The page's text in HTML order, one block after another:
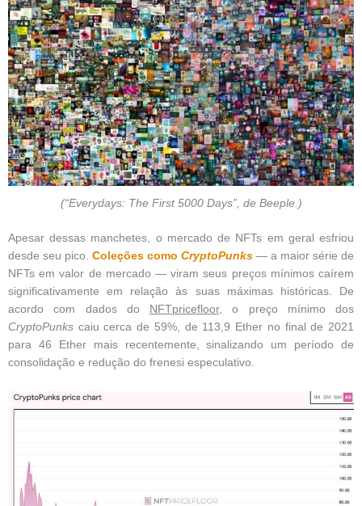
(“Everydays: The First 5000 Days”, de Beeple.)
Apesar dessas manchetes, o mercado de NFTs em geral esfriou
desde seu pico. Coleções como CryptoPunks — a maior série de
NFTs em valor de mercado — viram seus preços mínimos caírem
significativamente em relação às suas máximas históricas. De
acordo com dados do
NFTpricefloor, o preço mínimo dos
CryptoPunks caiu cerca de 59%, de 113,9 Ether no final de 2021
para 46 Ether mais recentemente, sinalizando um período de
consolidação e redução do frenesi especulativo.